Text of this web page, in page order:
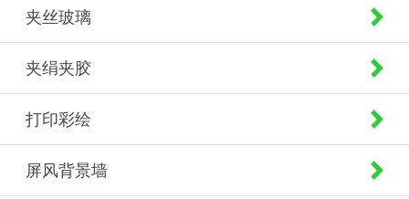
夹丝玻璃
夹绢夹胶
打印彩绘
屏风背景墙